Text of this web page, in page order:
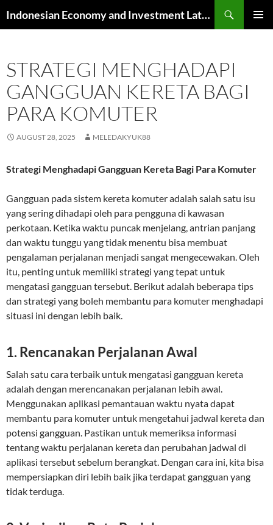
to
Indonesian Economy and Investment Latest News
STRATEGI MENGHADAPI
GANGGUAN KERETA BAGI
PARA KOMUTER
AUGUST 28, 2025 MELEDAKYUK88
Strategi Menghadapi Gangguan Kereta Bagi Para Komuter
Gangguan pada sistem kereta komuter adalah salah satu isu
yang sering dihadapi oleh para pengguna di kawasan
perkotaan. Ketika waktu puncak menjelang, antrian panjang
dan waktu tunggu yang tidak menentu bisa membuat
pengalaman perjalanan menjadi sangat mengecewakan. Oleh
itu, penting untuk memiliki strategi yang tepat untuk
mengatasi gangguan tersebut. Berikut adalah beberapa tips
dan strategi yang boleh membantu para komuter menghadapi
situasi ini dengan lebih baik.
1. Rencanakan Perjalanan Awal
Salah satu cara terbaik untuk mengatasi gangguan kereta
adalah dengan merencanakan perjalanan lebih awal.
Menggunakan aplikasi pemantauan waktu nyata dapat
membantu para komuter untuk mengetahui jadwal kereta dan
potensi gangguan. Pastikan untuk memeriksa informasi
tentang waktu perjalanan kereta dan perubahan jadwal di
aplikasi tersebut sebelum berangkat. Dengan cara ini, kita bisa
mempersiapkan diri lebih baik jika terdapat gangguan yang
tidak terduga.